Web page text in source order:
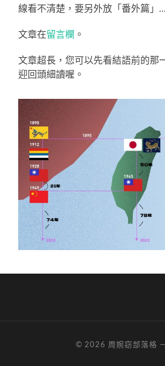
線看不清楚，要另外放「番外篇」
文章在留言欄 。
文章超長，您可以先看結語前的那
迎回頭細讀喔。
© 2026 周婉窈部落格 —